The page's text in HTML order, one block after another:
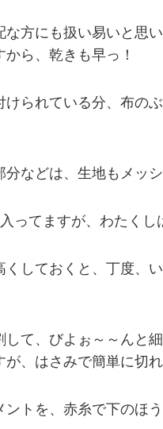
方にも扱い易いと思い
ら、乾きも早っ！
けられている分、布の
などは、生地もメッ
ってますが、わたく
しておくと、丁度、
て、びよぉ～～んと細
、はさみで簡単に切れ
トを、赤糸で下のほ